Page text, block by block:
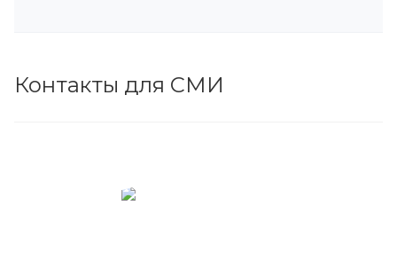
Контакты для СМИ